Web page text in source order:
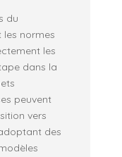
du
normes
les
dans la
peuvent
vers
des